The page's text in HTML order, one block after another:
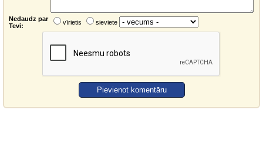
Nedaudz par
Tevi:
vīrietis sieviete